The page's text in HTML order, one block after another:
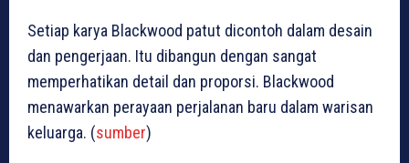
Setiap karya Blackwood patut dicontoh dalam desain
dan pengerjaan. Itu dibangun dengan sangat
memperhatikan detail dan proporsi. Blackwood
menawarkan perayaan perjalanan baru dalam warisan
keluarga. (sumber)